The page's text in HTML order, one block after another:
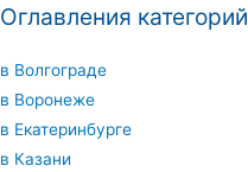
Оглавления категорий
в Волгограде
в Воронеже
в Екатеринбурге
в Казани